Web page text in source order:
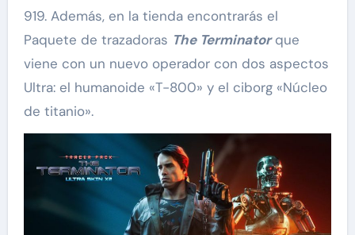
919. Además, en la tienda encontrarás el
Paquete de trazadoras The Terminatorque
viene con un nuevo operador con dos aspectos
Ultra: el humanoide «T-800» y el ciborg «Núcleo
de titanio».